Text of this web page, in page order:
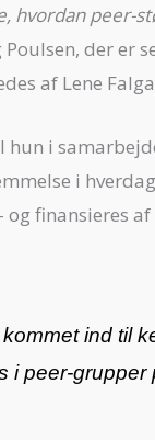
hvordan peer-
Poulsen, der er
af Lene
hun i
i
finansieres
kommet ind til
i peer-grupper